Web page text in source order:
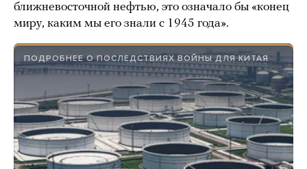
ближневосточной нефтью, это означало бы «конец
миру, каким мы его знали с 1945 года».
ПОДРОБНЕЕ О ПОСЛЕДСТВИЯХ ВОЙНЫ ДЛЯ КИТАЯ